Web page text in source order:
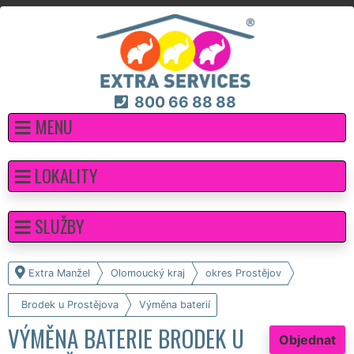
800 66 88 88
MENU
Extra Manžel Olomoucký kraj okres Prostějov
Brodek u Prostějova Výměna baterií
Objednat
VÝMĚNA BATERIE BRODEK U
LOKALITY
SLUŽBY